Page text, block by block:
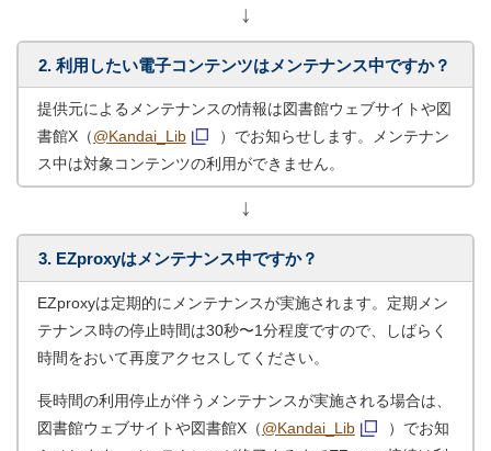
↓
2. 利用したい電子コンテンツはメンテナンス中ですか？
提供元によるメンテナンスの情報は図書館ウェブサイトや図
書館X（@Kandai_Lib
）でお知らせします。メンテナン
ス中は対象コンテンツの利用ができません。
↓
3. EZproxyはメンテナンス中ですか？
EZproxyは定期的にメンテナンスが実施されます。定期メン
テナンス時の停止時間は30秒〜1分程度ですので、しばらく
時間をおいて再度アクセスしてください。
長時間の利用停止が伴うメンテナンスが実施される場合は、
図書館ウェブサイトや図書館X（@Kandai_Lib
）でお知